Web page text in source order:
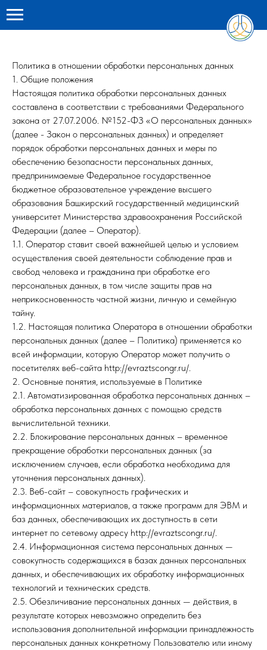
Политика в отношении обработки персональных данных
1. Общие положения
Настоящая политика обработки персональных данных
составлена в соответствии с требованиями Федерального
закона от 27.07.2006. №152-ФЗ «О персональных данных»
(далее - Закон о персональных данных) и определяет
порядок обработки персональных данных и меры по
обеспечению безопасности персональных данных,
предпринимаемые Федеральное государственное
бюджетное образовательное учреждение высшего
образования Башкирский государственный медицинский
университет Министерства здравоохранения Российской
Федерации (далее – Оператор).
1.1. Оператор ставит своей важнейшей целью и условием
осуществления своей деятельности соблюдение прав и
свобод человека и гражданина при обработке его
персональных данных, в том числе защиты прав на
неприкосновенность частной жизни, личную и семейную
тайну.
1.2. Настоящая политика Оператора в отношении обработки
персональных данных (далее – Политика) применяется ко
всей информации, которую Оператор может получить о
посетителях веб-сайта http://evraztscongr.ru/.
2. Основные понятия, используемые в Политике
2.1. Автоматизированная обработка персональных данных –
обработка персональных данных с помощью средств
вычислительной техники.
2.2. Блокирование персональных данных – временное
прекращение обработки персональных данных (за
исключением случаев, если обработка необходима для
уточнения персональных данных).
2.3. Веб-сайт – совокупность графических и
информационных материалов, а также программ для ЭВМ и
баз данных, обеспечивающих их доступность в сети
интернет по сетевому адресу http://evraztscongr.ru/.
2.4. Информационная система персональных данных —
совокупность содержащихся в базах данных персональных
данных, и обеспечивающих их обработку информационных
технологий и технических средств.
2.5. Обезличивание персональных данных — действия, в
результате которых невозможно определить без
использования дополнительной информации принадлежность
персональных данных конкретному Пользователю или иному